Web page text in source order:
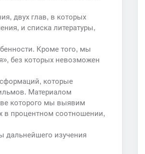
двух глав, в которых
и списка литературы,
Кроме того, мы
без которых невозможен
которые
Материалом
которого мы выявим
в процентном соотношении,
дальнейшего изучения